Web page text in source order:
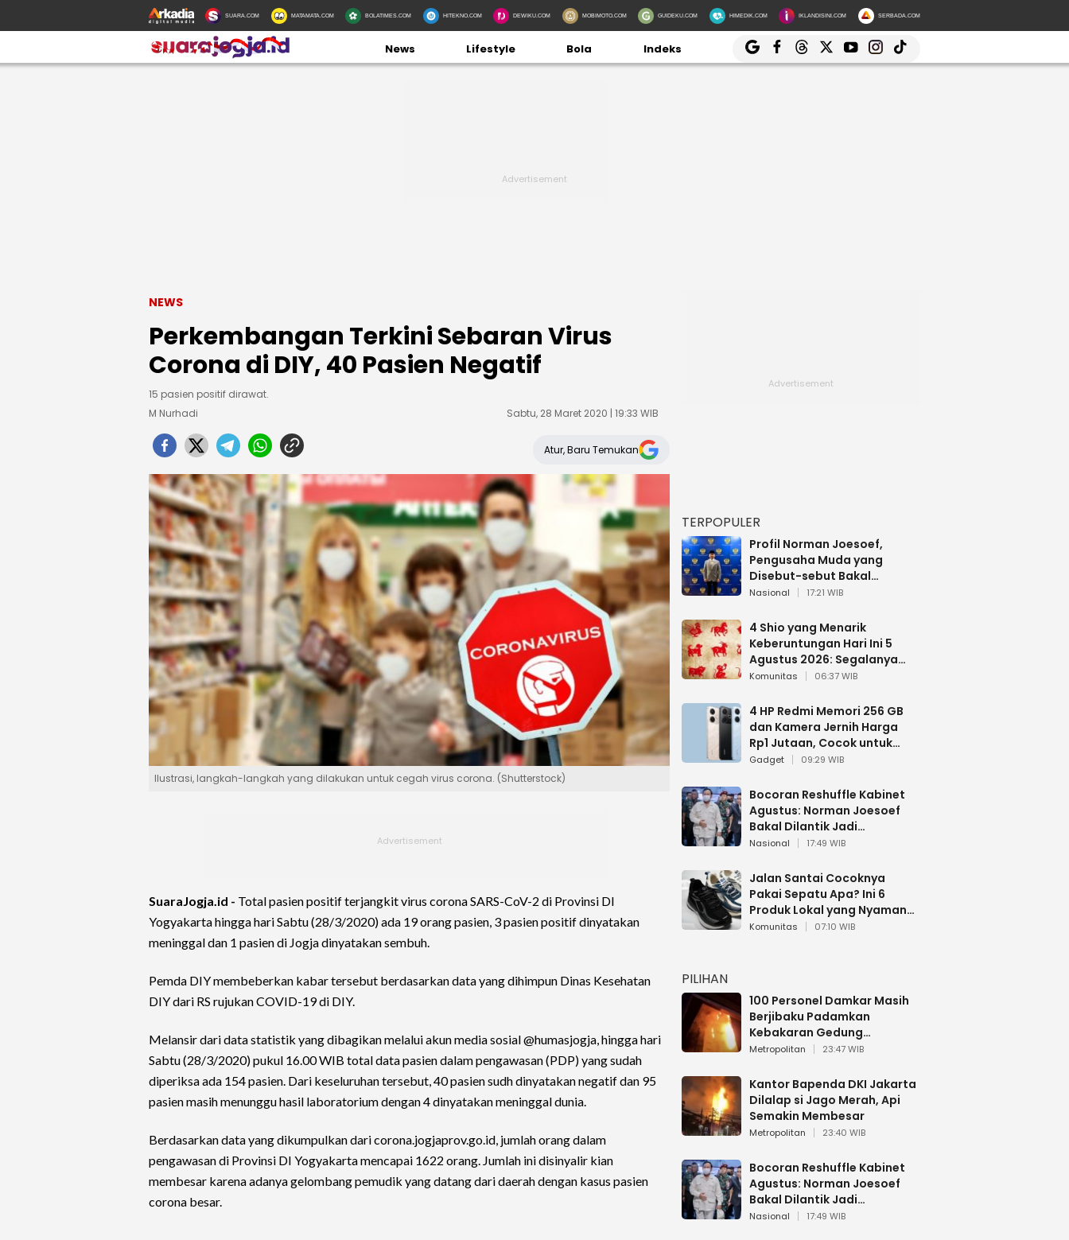
SUARA.COM MATAMATA.COM BOLATIMES.COM HITEKNO.COM DEWIKU.COM MOBIMOTO.COM GUIDEKU.COM HIMEDIK.COM IKLANDISINI.COM SERBADA.COM
News Lifestyle Bola Indeks
NEWS
Perkembangan Terkini Sebaran Virus
Corona di DIY, 40 Pasien Negatif
15 pasien positif dirawat.
M Nurhadi
Sabtu, 28 Maret 2020 | 19:33 WIB
Atur, Baru Temukan
Ilustrasi, langkah-langkah yang dilakukan untuk cegah virus corona. (Shutterstock)
SuaraJogja.id - Total pasien positif terjangkit virus corona SARS-CoV-2 di Provinsi DI
Yogyakarta hingga hari Sabtu (28/3/2020) ada 19 orang pasien, 3 pasien positif dinyatakan
meninggal dan 1 pasien di Jogja dinyatakan sembuh.
Pemda DIY membeberkan kabar tersebut berdasarkan data yang dihimpun Dinas Kesehatan
DIY dari RS rujukan COVID-19 di DIY.
Melansir dari data statistik yang dibagikan melalui akun media sosial @humasjogja, hingga hari
Sabtu (28/3/2020) pukul 16.00 WIB total data pasien dalam pengawasan (PDP) yang sudah
diperiksa ada 154 pasien. Dari keseluruhan tersebut, 40 pasien sudh dinyatakan negatif dan 95
pasien masih menunggu hasil laboratorium dengan 4 dinyatakan meninggal dunia.
Berdasarkan data yang dikumpulkan dari corona.jogjaprov.go.id, jumlah orang dalam
pengawasan di Provinsi DI Yogyakarta mencapai 1622 orang. Jumlah ini disinyalir kian
membesar karena adanya gelombang pemudik yang datang dari daerah dengan kasus pasien
corona besar.
TERPOPULER
Profil Norman Joesoef,
Pengusaha Muda yang
Disebut-sebut Bakal
Dilantik Jadi Wamenhan RI
Nasional 17:21 WIB
4 Shio yang Menarik
Keberuntungan Hari Ini 5
Agustus 2026: Segalanya
Berjalan Lancar
Komunitas 06:37 WIB
4 HP Redmi Memori 256 GB
dan Kamera Jernih Harga
Rp1 Jutaan, Cocok untuk
Multitasking
Gadget 09:29 WIB
Bocoran Reshuffle Kabinet
Agustus: Norman Joesoef
Bakal Dilantik Jadi
Wamenhan RI
Nasional 17:49 WIB
Jalan Santai Cocoknya
Pakai Sepatu Apa? Ini 6
Produk Lokal yang Nyaman
Buat 17 Agustusan
Komunitas 07:10 WIB
PILIHAN
100 Personel Damkar Masih
Berjibaku Padamkan
Kebakaran Gedung
Bapenda DKI
Metropolitan 23:47 WIB
Kantor Bapenda DKI Jakarta
Dilalap si Jago Merah, Api
Semakin Membesar
Metropolitan 23:40 WIB
Bocoran Reshuffle Kabinet
Agustus: Norman Joesoef
Bakal Dilantik Jadi
Wamenhan RI
Nasional 17:49 WIB